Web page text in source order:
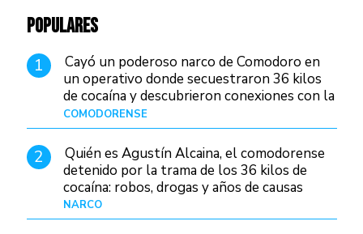
POPULARES
1
Cayó un poderoso narco de Comodoro en
un operativo donde secuestraron 36 kilos
de cocaína y descubrieron conexiones con la
Patagonia
COMODORENSE
2
Quién es Agustín Alcaina, el comodorense
detenido por la trama de los 36 kilos de
cocaína: robos, drogas y años de causas
judiciales
NARCO